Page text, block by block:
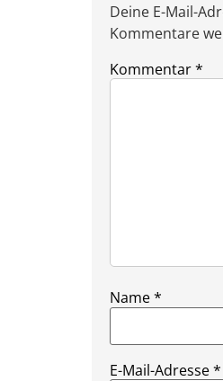
Deine E-Mail-
Kommentare
Kommentar*
Name*
E-Mail-Adresse*